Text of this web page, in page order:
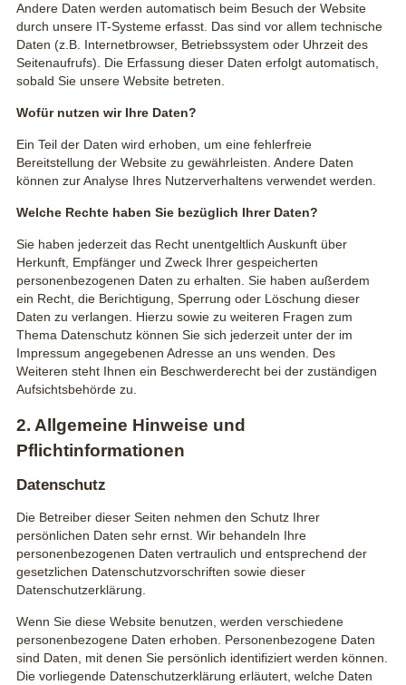
Andere Daten werden automatisch beim Besuch der Website
durch unsere IT-Systeme erfasst. Das sind vor allem technische
Daten (z.B. Internetbrowser, Betriebssystem oder Uhrzeit des
Seitenaufrufs). Die Erfassung dieser Daten erfolgt automatisch,
sobald Sie unsere Website betreten.
Wofür nutzen wir Ihre Daten?
Ein Teil der Daten wird erhoben, um eine fehlerfreie
Bereitstellung der Website zu gewährleisten. Andere Daten
können zur Analyse Ihres Nutzerverhaltens verwendet werden.
Welche Rechte haben Sie bezüglich Ihrer Daten?
Sie haben jederzeit das Recht unentgeltlich Auskunft über
Herkunft, Empfänger und Zweck Ihrer gespeicherten
personenbezogenen Daten zu erhalten. Sie haben außerdem
ein Recht, die Berichtigung, Sperrung oder Löschung dieser
Daten zu verlangen. Hierzu sowie zu weiteren Fragen zum
Thema Datenschutz können Sie sich jederzeit unter der im
Impressum angegebenen Adresse an uns wenden. Des
Weiteren steht Ihnen ein Beschwerderecht bei der zuständigen
Aufsichtsbehörde zu.
2. Allgemeine Hinweise und
Pflichtinformationen
Datenschutz
Die Betreiber dieser Seiten nehmen den Schutz Ihrer
persönlichen Daten sehr ernst. Wir behandeln Ihre
personenbezogenen Daten vertraulich und entsprechend der
gesetzlichen Datenschutzvorschriften sowie dieser
Datenschutzerklärung.
Wenn Sie diese Website benutzen, werden verschiedene
personenbezogene Daten erhoben. Personenbezogene Daten
sind Daten, mit denen Sie persönlich identifiziert werden können.
Die vorliegende Datenschutzerklärung erläutert, welche Daten